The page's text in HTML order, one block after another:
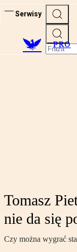
Serwisy
PRO
Tomasz
nie da się
Czy można wygrać